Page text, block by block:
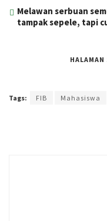
Melawan serbuan
tampak sepele, tapi
HALAMAN
Tags: FIB Mahasiswa